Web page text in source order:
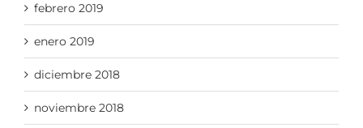
febrero 2019
enero 2019
diciembre 2018
noviembre 2018